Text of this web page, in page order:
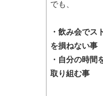
でも、
・飲み会でス
を損ねない事
・自分の時間
取り組む事